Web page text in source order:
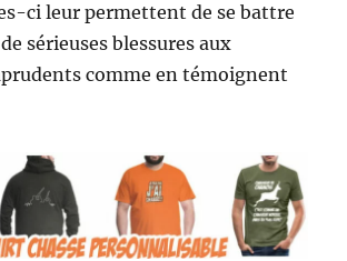
ci leur permettent de se battre
sérieuses blessures aux
comme en témoignent